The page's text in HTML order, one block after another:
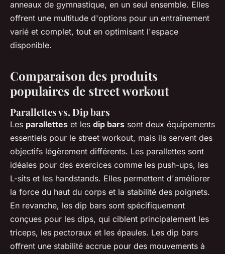
anneaux de gymnastique, en un seul ensemble. Elles
offrent une multitude d'options pour un entraînement
varié et complet, tout en optimisant l'espace
disponible.
Comparaison des produits
populaires de street workout
Parallettes vs. Dip bars
Les parallettes et les dip bars sont deux équipements
essentiels pour le street workout, mais ils servent des
objectifs légèrement différents. Les parallettes sont
idéales pour des exercices comme les push-ups, les
L-sits et les handstands. Elles permettent d'améliorer
la force du haut du corps et la stabilité des poignets.
En revanche, les dip bars sont spécifiquement
conçues pour les dips, qui ciblent principalement les
triceps, les pectoraux et les épaules. Les dip bars
offrent une stabilité accrue pour des mouvements à